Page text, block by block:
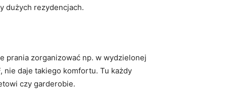
dużych rezydencjach.
prania zorganizować np. w wydzielonej
nie daje takiego komfortu. Tu każdy
czy garderobie.